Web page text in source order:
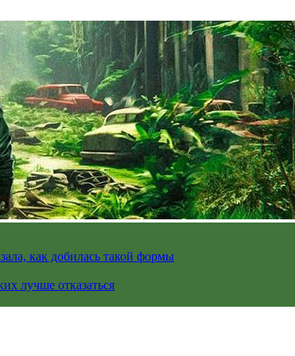
как добилась такой формы
лучше отказаться